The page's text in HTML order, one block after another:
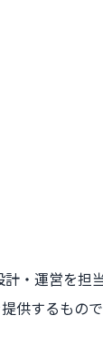
・運営を
供するもので